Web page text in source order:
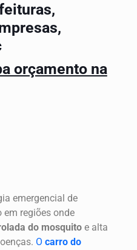
orçamento na
emergencial de
regiões onde
do mosquitoe alta
O carro do